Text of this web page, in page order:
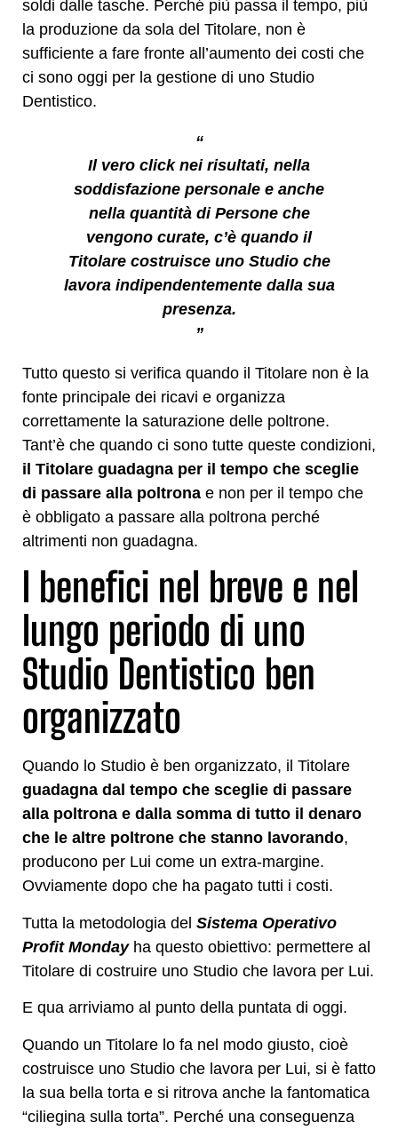
soldi dalle tasche. Perché più passa il tempo, più
la produzione da sola del Titolare, non è
sufficiente a fare fronte all’aumento dei costi che
ci sono oggi per la gestione di uno Studio
Dentistico.
“
Il vero click nei risultati, nella
soddisfazione personale e anche
nella quantità di Persone che
vengono curate, c’è quando il
Titolare costruisce uno Studio che
lavora indipendentemente dalla sua
presenza.
”
Tutto questo si verifica quando il Titolare non è la
fonte principale dei ricavi e organizza
correttamente la saturazione delle poltrone.
Tant’è che quando ci sono tutte queste condizioni,
il Titolare guadagna per il tempo che sceglie
di passare alla poltrona e non per il tempo che
è obbligato a passare alla poltrona perché
altrimenti non guadagna.
I benefici nel breve e nel
lungo periodo di uno
Studio Dentistico ben
organizzato
Quando lo Studio è ben organizzato, il Titolare
guadagna dal tempo che sceglie di passare
alla poltrona e dalla somma di tutto il denaro
che le altre poltrone che stanno lavorando,
producono per Lui come un extra-margine.
Ovviamente dopo che ha pagato tutti i costi.
Tutta la metodologia del Sistema Operativo
Profit Mondayha questo obiettivo: permettere al
Titolare di costruire uno Studio che lavora per Lui.
E qua arriviamo al punto della puntata di oggi.
Quando un Titolare lo fa nel modo giusto, cioè
costruisce uno Studio che lavora per Lui, si è fatto
la sua bella torta e si ritrova anche la fantomatica
“ciliegina sulla torta”. Perché una conseguenza